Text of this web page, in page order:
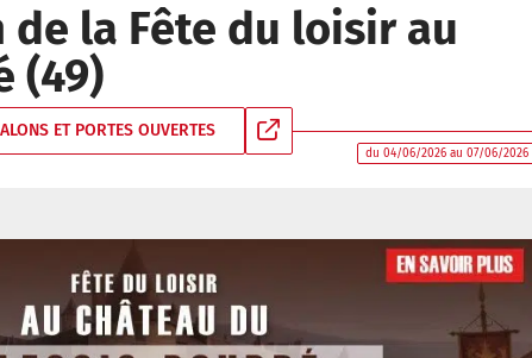
de la Fête du loisir au
(49)
ET PORTES OUVERTES
du 04/06/2026 au 07/06/2026